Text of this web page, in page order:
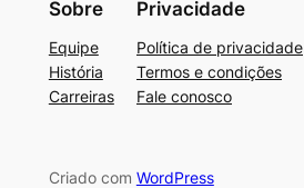
Sobre
Equipe
História
Carreiras
Privacidade
Política de privacidade
Termos e condições
Fale conosco
Criado com WordPress